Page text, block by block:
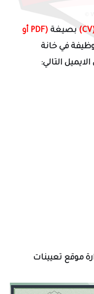
بصيغة
(PDF أو
في خانة
التالي:
موقع تعيينات